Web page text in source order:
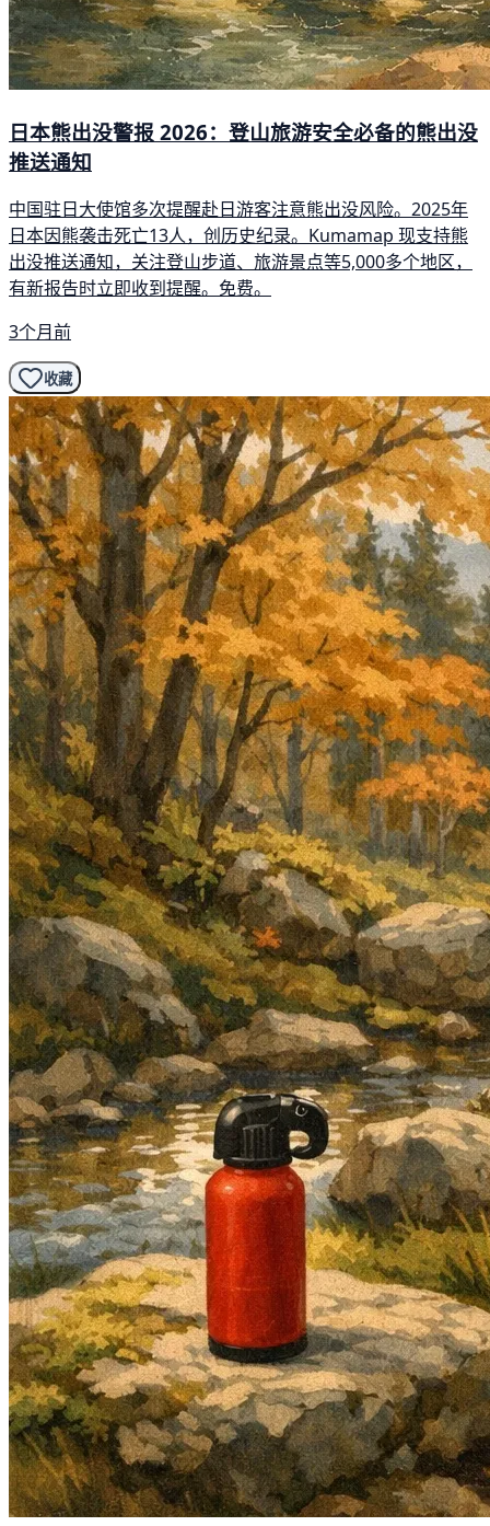
日本熊出没警报 2026：登山旅游安全必备的熊出没
推送通知
中国驻日大使馆多次提醒赴日游客注意熊出没风险。2025年
日本因熊袭击死亡13人，创历史纪录。Kumamap 现支持熊
出没推送通知，关注登山步道、旅游景点等5,000多个地区，
有新报告时立即收到提醒。免费。
3个月前
收藏